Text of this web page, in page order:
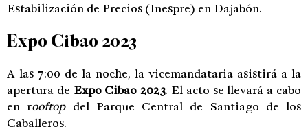
Estabilización de Precios (Inespre) en Dajabón.
Expo Cibao 2023
A las 7:00 de la noche, la vicemandataria asistirá a la
apertura de Expo Cibao 2023. El acto se llevará a cabo
en rooftop del Parque Central de Santiago de los
Caballeros.